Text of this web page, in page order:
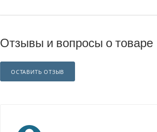
Отзывы и вопросы о товаре
ОСТАВИТЬ ОТЗЫВ